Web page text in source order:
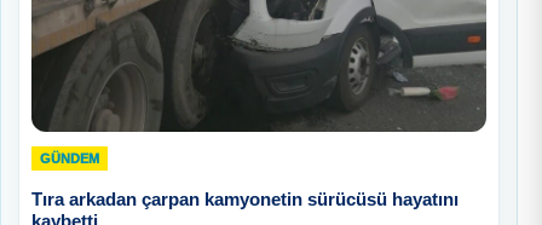
GÜNDEM
Tıra arkadan çarpan kamyonetin sürücüsü hayatını